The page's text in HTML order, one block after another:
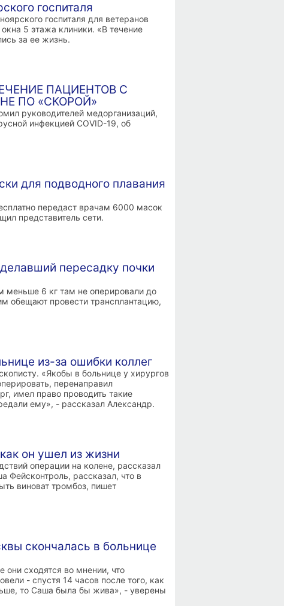
госпиталя
госпиталя для ветеранов
5 этажа клиники. «В течение
за ее жизнь.
ПАЦИЕНТОВ С
ПО «СКОРОЙ»
руководителей медорганизаций,
инфекцией COVID-19, об
для подводного плавания
передаст врачам 6000 масок
представитель сети.
пересадку почки
меньше 6 кг там не оперировали до
обещают провести трансплантацию,
из-за ошибки коллег
«Якобы в больнице у хирургов
перенаправил
имел право проводить такие
ему», - рассказал Александр.
он ушел из жизни
операции на колене, рассказал
Фейсконтроль, рассказал, что в
виноват тромбоз, пишет
скончалась в больнице
сходятся во мнении, что
- спустя 14 часов после того, как
то Саша была бы жива», - уверены